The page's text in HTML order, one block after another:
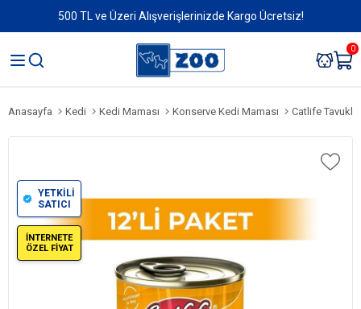
500 TL ve Üzeri Alışverişlerinizde Kargo Ücretsiz!
0
Anasayfa Kedi Kedi Maması Konserve Kedi Maması Catlife
YETKİLİ
SATICI
İNTERNETE
ÖZEL FİYAT